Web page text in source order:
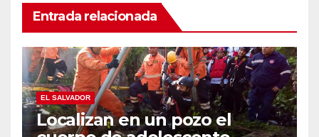
Entrada relacionada
EL SALVADOR
Localizan en un pozo el